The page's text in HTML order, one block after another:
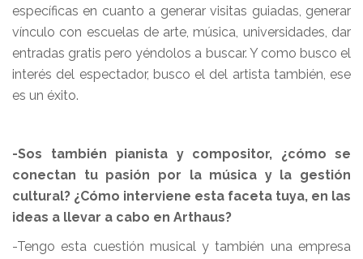
específicas en cuanto a generar visitas guiadas, generar
vínculo con escuelas de arte, música, universidades, dar
entradas gratis pero yéndolos a buscar. Y como busco el
interés del espectador, busco el del artista también, ese
es un éxito.
-Sos también pianista y compositor, ¿cómo se
conectan tu pasión por la música y la gestión
cultural? ¿Cómo interviene esta faceta tuya, en las
ideas a llevar a cabo en Arthaus?
-Tengo esta cuestión musical y también una empresa